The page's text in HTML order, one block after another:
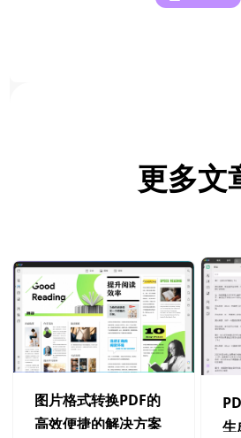
更多文
图片格式转换PDF的
高效便捷的解决方案
生